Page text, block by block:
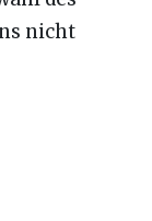
nicht